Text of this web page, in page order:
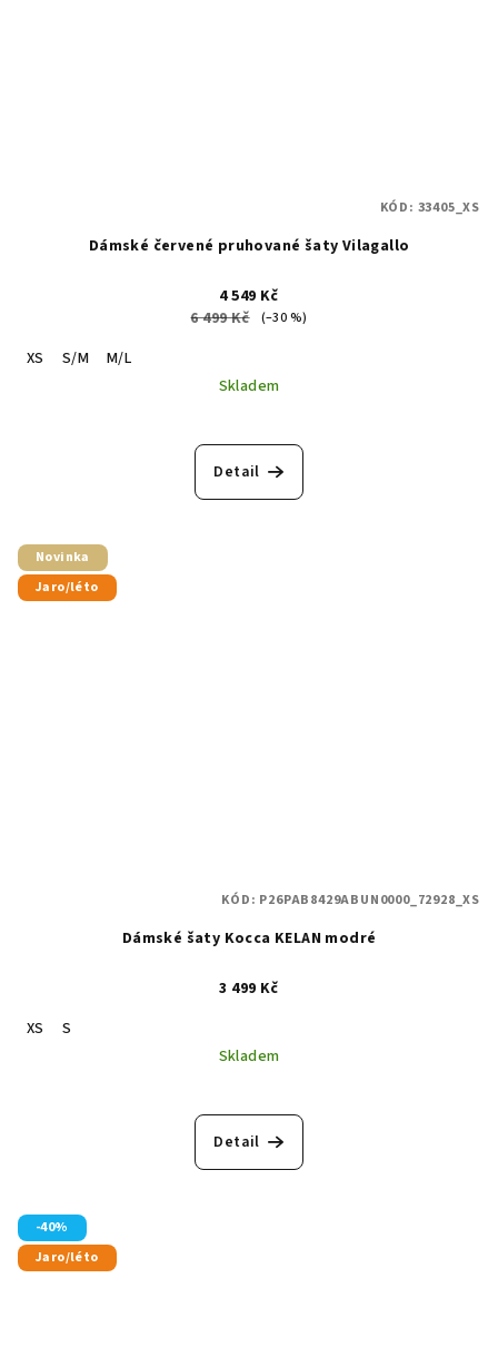
Dámské červené pruhované šaty Vilagallo
4 549 Kč
6 499 Kč
(–30 %)
XS S/M
M/L
Skladem
Detail
KÓD: 33405_XS
Novinka
Jaro/léto
Dámské šaty Kocca KELAN modré
3 499 Kč
XS
S
Skladem
Detail
KÓD: P26PAB8429ABUN0000_72928_XS
-40%
Jaro/léto